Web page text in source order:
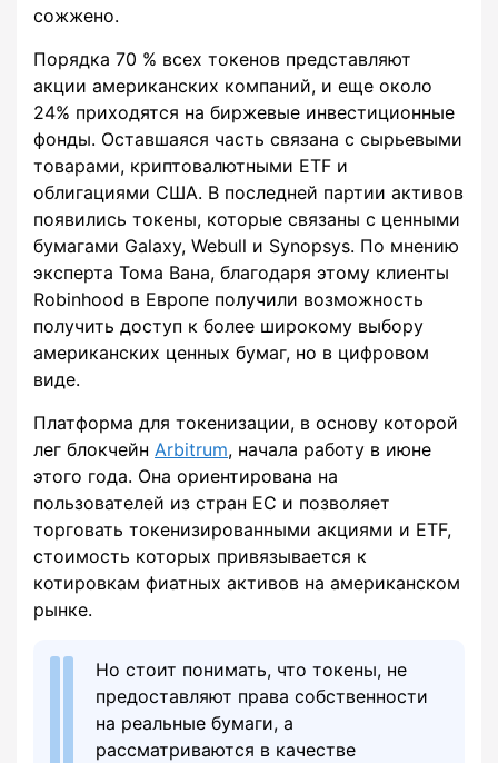
сожжено.
Порядка 70 % всех токенов представляют
акции американских компаний, и еще около
24% приходятся на биржевые инвестиционные
фонды. Оставшаяся часть связана с сырьевыми
товарами, криптовалютными ETF и
облигациями США. В последней партии активов
появились токены, которые связаны с ценными
бумагами Galaxy, Webull и Synopsys. По мнению
эксперта Тома Вана, благодаря этому клиенты
Robinhood в Европе получили возможность
получить доступ к более широкому выбору
американских ценных бумаг, но в цифровом
виде.
Платформа для токенизации, в основу которой
лег блокчейн Arbitrum, начала работу в июне
этого года. Она ориентирована на
пользователей из стран ЕС и позволяет
торговать токенизированными акциями и ETF,
стоимость которых привязывается к
котировкам фиатных активов на американском
рынке.
Но стоит понимать, что токены, не
предоставляют права собственности
на реальные бумаги, а
рассматриваются в качестве